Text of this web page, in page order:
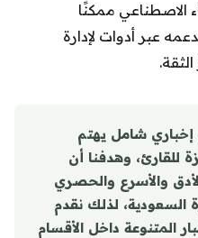
الاصطناعي ممكنًا
عبر أدوات لإدارة
إخباري شامل يهتم
للقارئ، وهدفنا أن
والأسرع والحصري
السعودية، لذلك نقدم
المتنوعة داخل الأقسام